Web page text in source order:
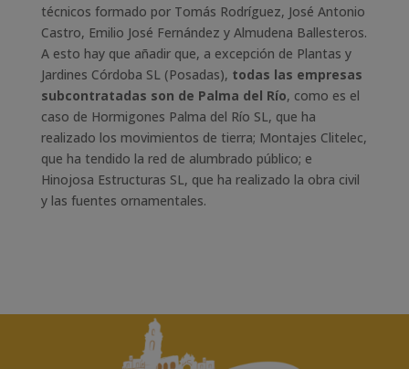
técnicos formado por Tomás Rodríguez, José Antonio
Castro, Emilio José Fernández y Almudena Ballesteros.
A esto hay que añadir que, a excepción de Plantas y
Jardines Córdoba SL (Posadas), todas las empresas
subcontratadas son de Palma del Río, como es el
caso de Hormigones Palma del Río SL, que ha
realizado los movimientos de tierra; Montajes Clitelec,
que ha tendido la red de alumbrado público; e
Hinojosa Estructuras SL, que ha realizado la obra civil
y las fuentes ornamentales.